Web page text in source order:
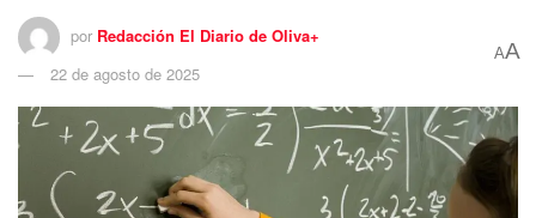
por Redacción El Diario de Oliva+
22 de agosto de 2025
AA